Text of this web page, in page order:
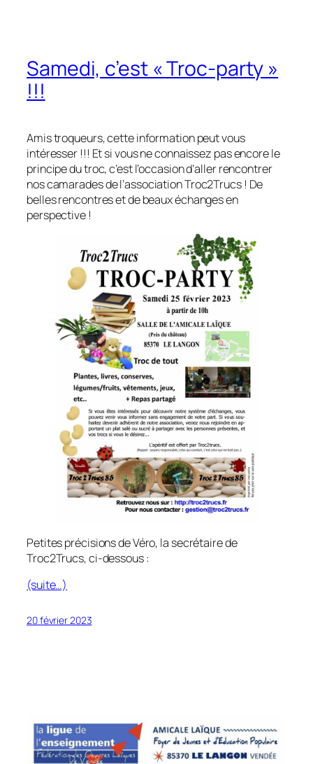
Samedi, c’est « Troc-party »
!!!
Amis troqueurs, cette information peut vous
intéresser !!! Et si vous ne connaissez pas encore le
principe du troc, c’est l’occasion d’aller rencontrer
nos camarades de l’association Troc2Trucs ! De
belles rencontres et de beaux échanges en
perspective !
Petites précisions de Véro, la secrétaire de
Troc2Trucs, ci-dessous :
(suite…)
20 février 2023